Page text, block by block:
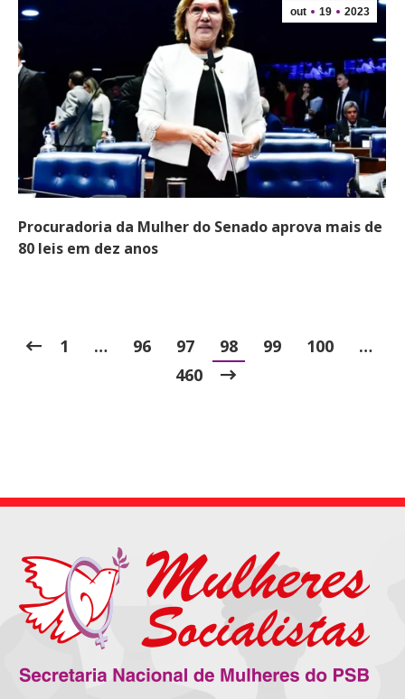
out 19 2023
Procuradoria da Mulher do Senado aprova mais de
80 leis em dez anos
1 … 96 97 98 99 100
…
460